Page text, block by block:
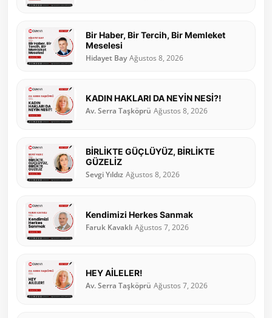
Bir Haber, Bir Tercih, Bir Memleket
Meselesi
Hidayet Bay Ağustos 8, 2026
KADIN HAKLARI DA NEYİN NESİ?!
Av. Serra Taşköprü Ağustos 8, 2026
BİRLİKTE GÜÇLÜYÜZ, BİRLİKTE
GÜZELİZ
Sevgi Yıldız Ağustos 8, 2026
Kendimizi Herkes Sanmak
Faruk Kavaklı Ağustos 7, 2026
HEY AİLELER!
Av. Serra Taşköprü Ağustos 7, 2026